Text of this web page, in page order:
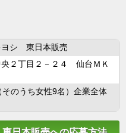
シ 東日本販売
２丁目２－２４ 仙台ＭＫ
のうち女性9名）企業全体